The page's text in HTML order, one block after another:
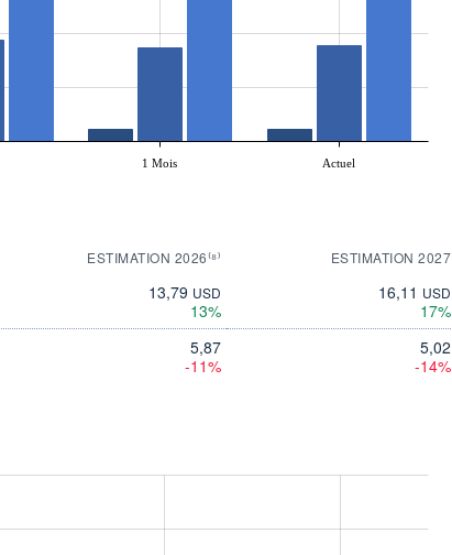
1 Mois Actuel
ESTIMATION 2026⁽⁸⁾ ESTIMATION 2027
13,79 USD
13%
16,11 USD
17%
5,87
-11%
5,02
-14%